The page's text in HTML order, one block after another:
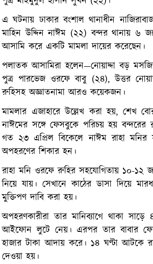
এ ঘটনায় ঢাকার বংশাল থানাধীন
মাহিন উদ্দিন নাঈম (২২) বন্দর থানায়
আসামি করে একটি মামলা দায়ের করেছেন।
পলাতক আসামিরা হলেন—নোয়াদ্দা বড়
পুত্র পারভেজ ওরফে বাবু (২৪), উত্তর
রুহিসহ অজ্ঞাতনামা আরও কয়েকজন।
মামলার এজাহারে উল্লেখ করা হয়, শেখ
নাঈমের সঙ্গে ফেসবুকে পরিচয় হয়
গত ২৩ এপ্রিল বিকেলে নাঈম রাহা মনির
অপহরণের শিকার হন।
রাহা মনি ওরফে রুহির সহযোগিতায় ১০-
নিয়ে যায়। সেখানে কাঠের ডাসা
মুক্তিপণ দাবি করা হয়।
অপহরণকারীরা তার মানিব্যাগে থাকা
আইফোন লুটে নেয়। এরপর তার বাবার
হাজার টাকা আদায় করে। ১৪ ঘণ্টা আটকে
দেওয়া হয়।